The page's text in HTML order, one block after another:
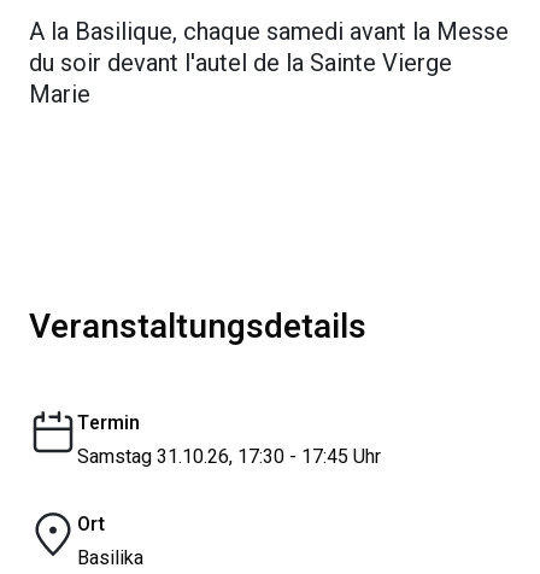
A la Basilique, chaque samedi avant la Messe
du soir devant l'autel de la Sainte Vierge
Marie
Veranstaltungsdetails
Termin
Samstag 31.10.26, 17:30 - 17:45 Uhr
Ort
Basilika